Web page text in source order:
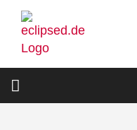
Direkt
zum
Inhalt